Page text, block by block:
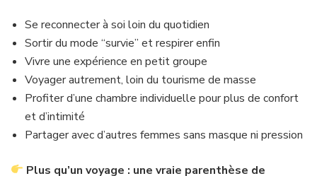
Se reconnecter à soi loin du quotidien
Sortir du mode “survie” et respirer enfin
Vivre une expérience en petit groupe
Voyager autrement, loin du tourisme de masse
Profiter d’une chambre individuelle pour plus de confort
et d’intimité
Partager avec d’autres femmes sans masque ni pression
Plus qu’un voyage : une vraie parenthèse de